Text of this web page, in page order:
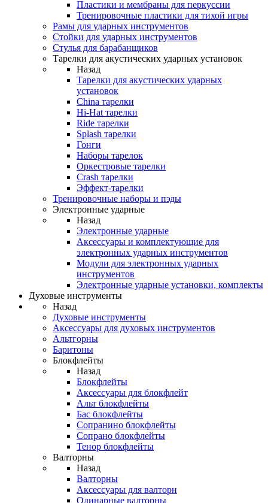
Пластики и мембраны для перкуссии
Тренировочные пластики для тихой игры
Рамы для ударных инструментов
Стойки для ударных инструментов
Стулья для барабанщиков
Тарелки для акустических ударных установок
Назад
Тарелки для акустических ударных
установок
China тарелки
Hi-Hat тарелки
Ride тарелки
Splash тарелки
Гонги
Наборы тарелок
Оркестровые тарелки
Сrash тарелки
Эффект-тарелки
Тренировочные наборы и пэды
Электронные ударные
Назад
Электронные ударные
Аксессуары и комплектующие для
электронных ударных инструментов
Модули для электронных ударных
инструментов
Электронные ударные установки, комплекты
Духовые инструменты
Назад
Духовые инструменты
Аксессуары для духовых инструментов
Альтгорны
Баритоны
Блокфлейты
Назад
Блокфлейты
Аксессуары для блокфлейт
Альт блокфлейты
Бас блокфлейты
Сопранино блокфлейты
Сопрано блокфлейты
Тенор блокфлейты
Валторны
Назад
Валторны
Аксессуары для валторн
Одинарные валторны